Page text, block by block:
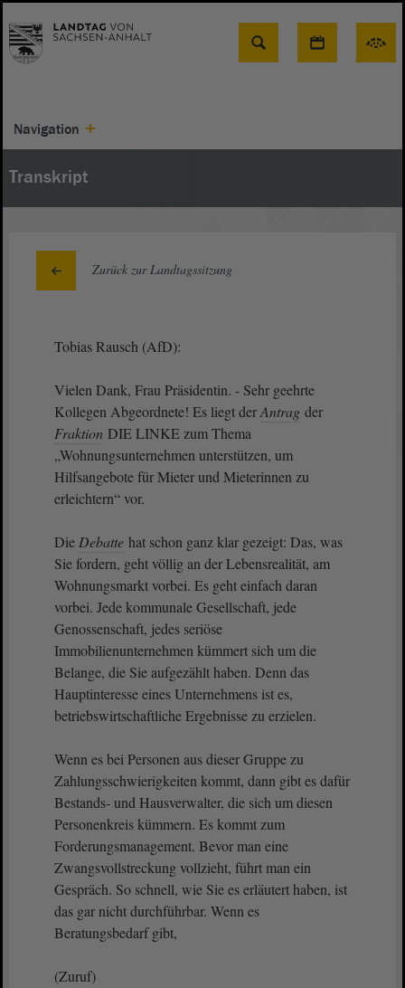
Suche
Navigation
Transkript
Zurück zur Landtagssitzung
Tobias Rausch (AfD):
Vielen Dank, Frau Präsidentin. - Sehr geehrte
Kollegen Abgeordnete! Es liegt derAntrag der
Fraktion DIE LINKE zum Thema
„Wohnungsunternehmen unterstützen, um
Hilfsangebote für Mieter und Mieterinnen zu
erleichtern“ vor.
Die Debatte hat schon ganz klar gezeigt: Das, was
Sie fordern, geht völlig an der Lebensrealität, am
Wohnungsmarkt vorbei. Es geht einfach daran
vorbei. Jede kommunale Gesellschaft, jede
Genossenschaft, jedes seriöse
Immobilienunternehmen kümmert sich um die
Belange, die Sie aufgezählt haben. Denn das
Hauptinteresse eines Unternehmens ist es,
betriebswirtschaftliche Ergebnisse zu erzielen.
Wenn es bei Personen aus dieser Gruppe zu
Zahlungsschwierigkeiten kommt, dann gibt es dafür
Bestands- und Hausverwalter, die sich um diesen
Personenkreis kümmern. Es kommt zum
Forderungsmanagement. Bevor man eine
Zwangsvollstreckung vollzieht, führt man ein
Gespräch. So schnell, wie Sie es erläutert haben, ist
das gar nicht durchführbar. Wenn es
Beratungsbedarf gibt,
(Zuruf)